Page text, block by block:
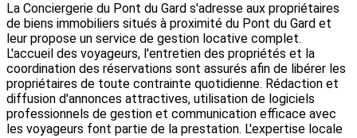
La Conciergerie du Pont du Gard s'adresse aux propriétaires
de biens immobiliers situés à proximité du Pont du Gard et
leur propose un service de gestion locative complet.
L'accueil des voyageurs, l'entretien des propriétés et la
coordination des réservations sont assurés afin de libérer les
propriétaires de toute contrainte quotidienne. Rédaction et
diffusion d'annonces attractives, utilisation de logiciels
professionnels de gestion et communication efficace avec
les voyageurs font partie de la prestation. L'expertise locale